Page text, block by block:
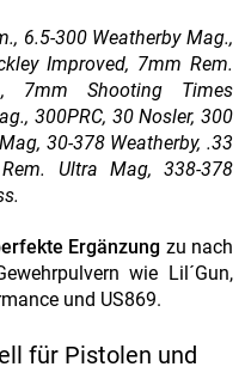
6.5-300 Weatherby Mag.,
Improved, 7mm Rem.
7mm Shooting Times
300PRC, 30 Nosler, 300
30-378 Weatherby, .33
Ultra Mag, 338-378
Ergänzung zu nach
wie Lil´Gun,
und US869.
für Pistolen und